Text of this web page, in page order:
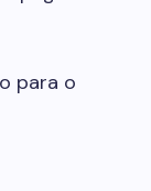
para o